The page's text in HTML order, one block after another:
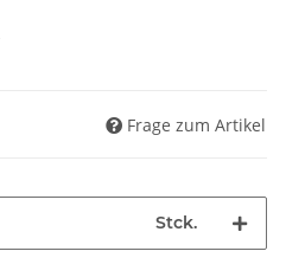
Frage zum Artikel
Stck.